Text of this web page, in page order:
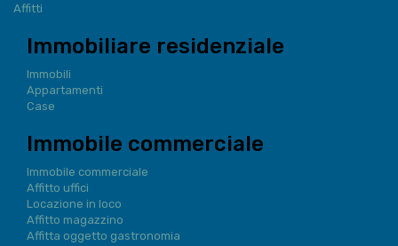
Affitti
Immobiliare residenziale
Immobili
Appartamenti
Case
Immobile commerciale
Immobile commerciale
Affitto uffici
Locazione in loco
Affitto magazzino
Affitta oggetto gastronomia